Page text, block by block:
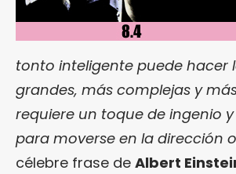
tonto inteligente puede hacer
grandes, más complejas y
requiere un toque de ingenio
para moverse en la dirección
célebre frase de Albert